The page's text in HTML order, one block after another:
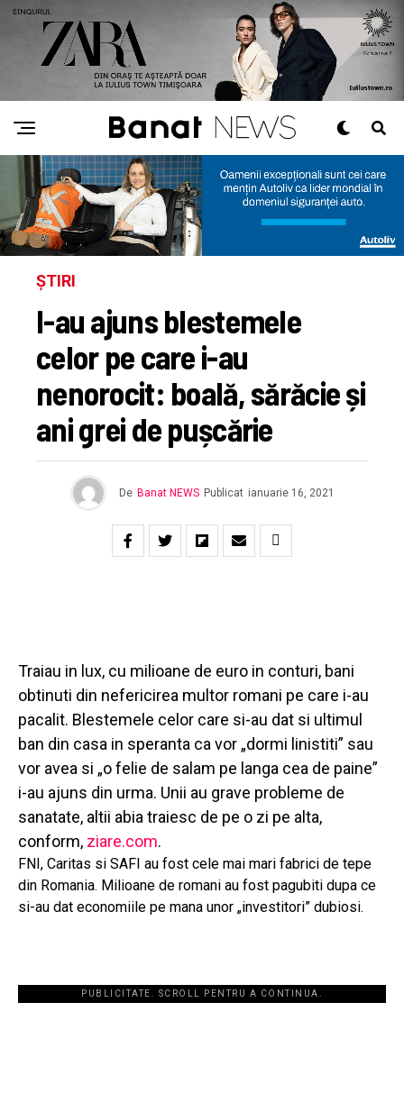
ȘTIRI
I-au ajuns blestemele
celor pe care i-au
nenorocit: boală, sărăcie și
ani grei de pușcărie
De Banat NEWS Publicat ianuarie 16, 2021
Traiau in lux, cu milioane de euro in conturi, bani
obtinuti din nefericirea multor romani pe care i-au
pacalit. Blestemele celor care si-au dat si ultimul
ban din casa in speranta ca vor „dormi linistiti” sau
vor avea si „o felie de salam pe langa cea de paine”
i-au ajuns din urma. Unii au grave probleme de
sanatate, altii abia traiesc de pe o zi pe alta,
conform, ziare.com.
FNI, Caritas si SAFI au fost cele mai mari fabrici de tepe
din Romania. Milioane de romani au fost pagubiti dupa ce
si-au dat economiile pe mana unor „investitori” dubiosi.
PUBLICITATE. SCROLL PENTRU A CONTINUA.